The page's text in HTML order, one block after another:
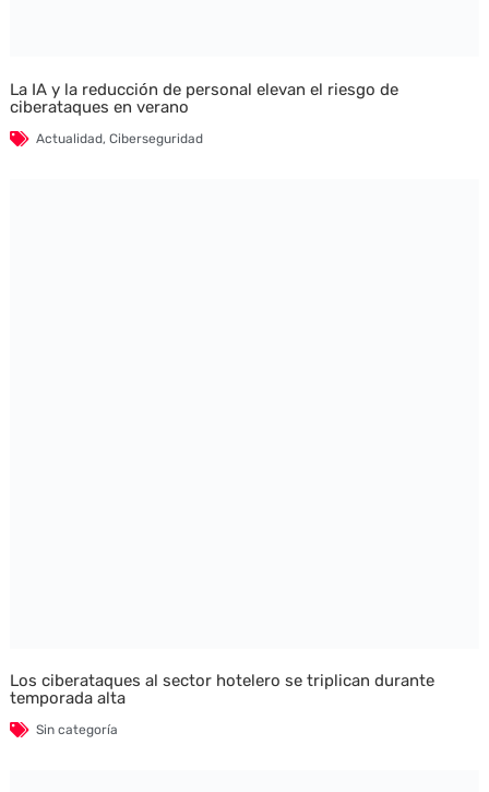
La IA y la reducción de personal elevan el riesgo de
ciberataques en verano
Actualidad, Ciberseguridad
Los ciberataques al sector hotelero se triplican durante
temporada alta
Sin categoría